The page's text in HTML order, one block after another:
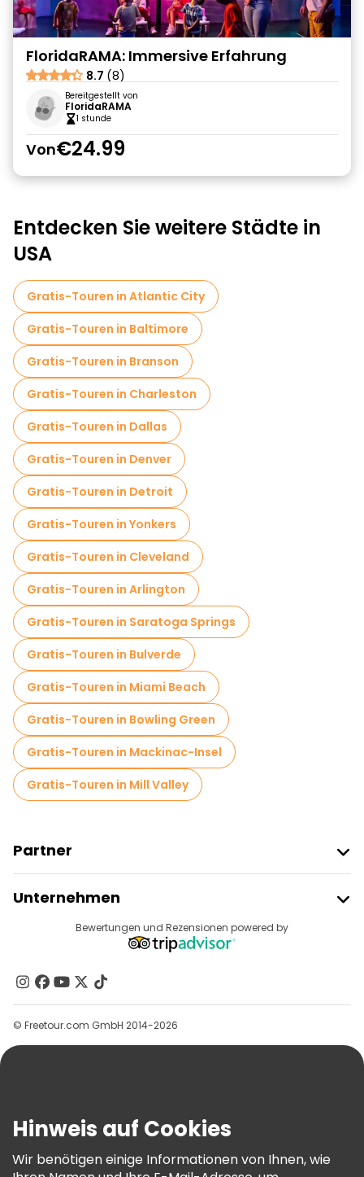
FloridaRAMA: Immersive Erfahrung
8.7 (8)
Bereitgestellt von
FloridaRAMA
1 stunde
Von€24.99
Entdecken Sie weitere Städte in
USA
Gratis-Touren in Atlantic City
Gratis-Touren in Baltimore
Gratis-Touren in Branson
Gratis-Touren in Charleston
Gratis-Touren in Dallas
Gratis-Touren in Denver
Gratis-Touren in Detroit
Gratis-Touren in Yonkers
Gratis-Touren in Cleveland
Gratis-Touren in Arlington
Gratis-Touren in Saratoga Springs
Gratis-Touren in Bulverde
Gratis-Touren in Miami Beach
Gratis-Touren in Bowling Green
Gratis-Touren in Mackinac-Insel
Gratis-Touren in Mill Valley
Partner
Anbieter-Anmeldung
Affiliate-Programm
Unternehmen
Reiseziele
Kontakt
Gruppen
Hilfe
AGB Und Rechtliches
Cookie-Richtlinie
Bewertungen und Rezensionen powered by
© Freetour.com GmbH 2014-2026
Hinweis auf Cookies
Wir benötigen einige Informationen von Ihnen, wie